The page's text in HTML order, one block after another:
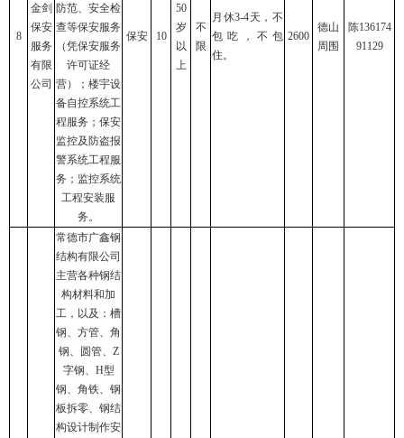
8
金剑
保安
服务
有限
公司
防范、安全检
查等保安服务
（凭保安服务
许可证经
营）；楼宇设
备自控系统工
程服务；保安
监控及防盗报
警系统工程服
务；监控系统
工程安装服
务。
保安 10
50
岁
以
上
不
限
月休3-4天，不
包吃，不包
住。
2600
德山
周围
陈136174
91129
常德市广鑫钢
结构有限公司
主营各种钢结
构材料和加
工，以及：槽
钢、方管、角
钢、圆管、Z
字钢、H型
钢、角铁、钢
板拆零、钢结
构设计制作安